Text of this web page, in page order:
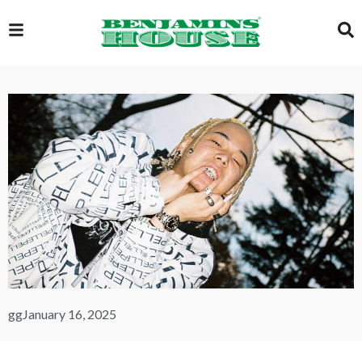
EXCLUSIVE
GLOBAL
VIDEOS
GALLERY
ggJanuary 16, 2025